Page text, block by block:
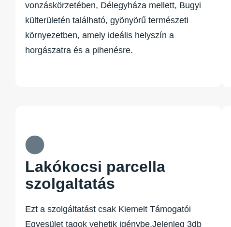
vonzáskörzetében, Délegyháza mellett, Bugyi
külterületén található, gyönyörű természeti
környezetben, amely ideális helyszín a
horgászatra és a pihenésre.
Lakókocsi parcella
szolgaltatás
Ezt a szolgáltatást csak Kiemelt Támogatói
Egyesület tagok vehetik igénybe.Jelenleg 3db